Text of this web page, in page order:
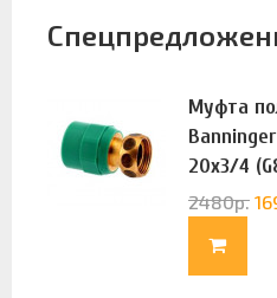
Муфта
20х3/4
2480р.